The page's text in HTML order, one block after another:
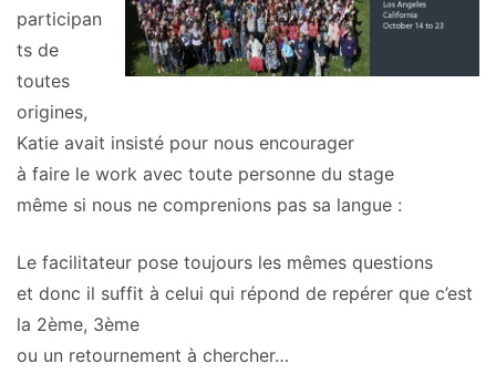
participan
ts de
toutes
origines,
Katie avait insisté pour nous encourager
à faire le work avec toute personne du stage
même si nous ne comprenions pas sa langue :
Le facilitateur pose toujours les mêmes questions
et donc il suffit à celui qui répond de repérer que c’est
la 2ème, 3ème
ou un retournement à chercher…